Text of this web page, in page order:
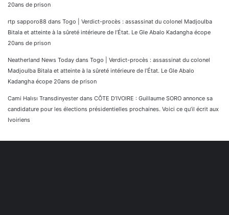
20ans de prison
rtp sapporo88 dans Togo | Verdict-procès : assassinat du colonel Madjoulba
Bitala et atteinte à la sûreté intérieure de l’État. Le Gle Abalo Kadangha écope
20ans de prison
Neatherland News Today dans Togo | Verdict-procès : assassinat du colonel
Madjoulba Bitala et atteinte à la sûreté intérieure de l’État. Le Gle Abalo
Kadangha écope 20ans de prison
Cami Halısı Transdinyester dans CÔTE D’IVOIRE : Guillaume SORO annonce sa
candidature pour les élections présidentielles prochaines. Voici ce qu’il écrit aux
Ivoiriens